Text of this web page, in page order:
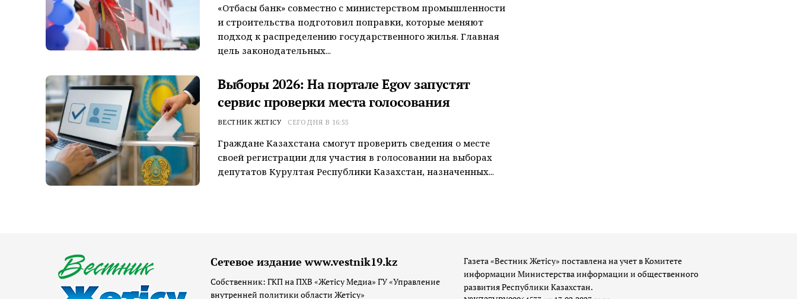
«Отбасы банк» совместно с министерством промышленности
и строительства подготовил поправки, которые меняют
подход к распределению государственного жилья. Главная
цель законодательных...
Выборы 2026: На портале Egov запустят
сервис проверки места голосования
ВЕСТНИК ЖЕТІСУ СЕГОДНЯ В 16:55
Граждане Казахстана смогут проверить сведения о месте
своей регистрации для участия в голосовании на выборах
депутатов Курултая Республики Казахстан, назначенных...
Сетевое издание www.vestnik19.kz
Собственник: ГКП на ПХВ «Жетісу Медиа» ГУ «Управление
внутренней политики области Жетісу»
Газета «Вестник Жетісу» поставлена на учет в Комитете
информации Министерства информации и общественного
развития Республики Казахстан.